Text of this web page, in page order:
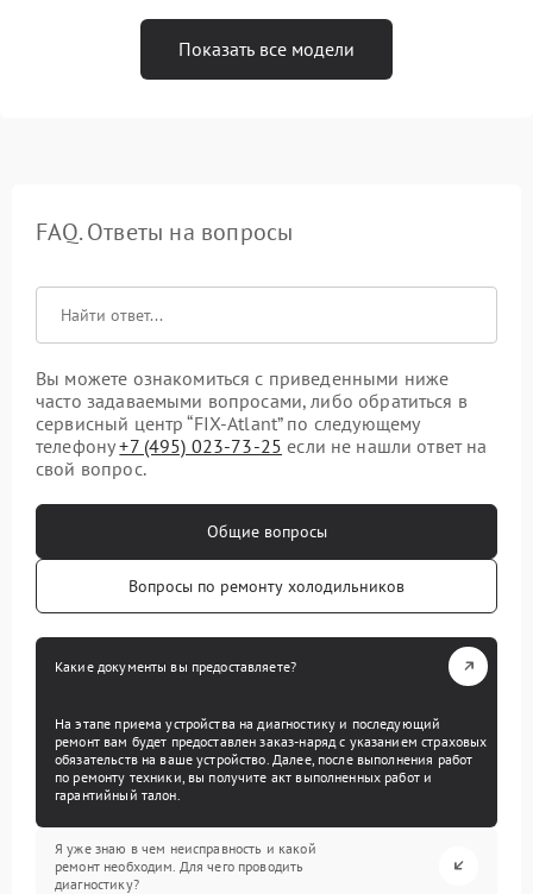
Показать все модели
FAQ. Ответы на вопросы
Вы можете ознакомиться с приведенными ниже
часто задаваемыми вопросами, либо обратиться в
сервисный центр “FIX-Atlant” по следующему
телефону+7 (495) 023-73-25 если не нашли ответ на
свой вопрос.
Общие вопросы
Вопросы по ремонту холодильников
Какие документы вы предоставляете?
На этапе приема устройства на диагностику и последующий
ремонт вам будет предоставлен заказ-наряд с указанием страховых
обязательств на ваше устройство. Далее, после выполнения работ
по ремонту техники, вы получите акт выполненных работ и
гарантийный талон.
Я уже знаю в чем неисправность и какой
ремонт необходим. Для чего проводить
диагностику?